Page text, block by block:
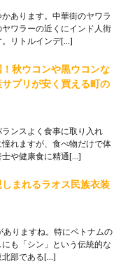
あります。中華街のヤワラ
ワラーの近くにインド人街
。リトルインデ[…]
！秋ウコンや黒ウコンな
プリが安く買える町の
ンスよく食事に取り入れ
れますが、食べ物だけで体
士や健康食に精通[…]
しまれるラオス民族衣装
ありますね。特にベトナムの
も「シン」という伝統的な
北部である[…]